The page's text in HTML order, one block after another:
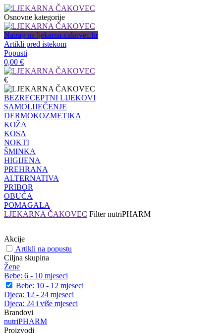
Osnovne kategorije
Natrag na ljekarna-cakovec.hr
Artikli pred istekom
Popusti
0,00 €
€
BEZRECEPTNI LIJEKOVI
SAMOLIJEČENJE
DERMOKOZMETIKA
KOŽA
KOSA
NOKTI
ŠMINKA
HIGIJENA
PREHRANA
ALTERNATIVA
PRIBOR
OBUĆA
POMAGALA
LJEKARNA ČAKOVEC Filter nutriPHARM
Akcije
Artikli na popustu
Ciljna skupina
Žene
Bebe: 6 - 10 mjeseci
Bebe: 10 - 12 mjeseci
Djeca: 12 - 24 mjeseci
Djeca: 24 i više mjeseci
Brandovi
nutriPHARM
Proizvodi